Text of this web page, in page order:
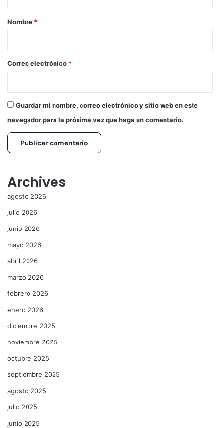
r
*
Nombre *
Correo electrónico *
Guardar mi nombre, correo electrónico y sitio web en este
navegador para la próxima vez que haga un comentario.
Archives
agosto 2026
julio 2026
junio 2026
mayo 2026
abril 2026
marzo 2026
febrero 2026
enero 2026
diciembre 2025
noviembre 2025
octubre 2025
septiembre 2025
agosto 2025
julio 2025
junio 2025